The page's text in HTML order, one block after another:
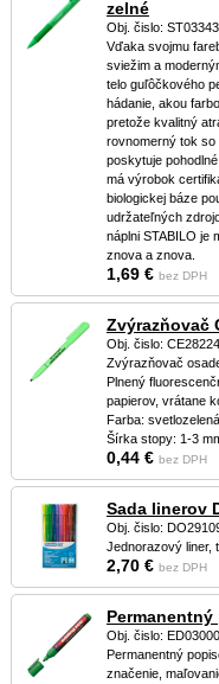
zelné
Obj. čislo:
Vďaka svojmu
sviežim a
telo guľôčkového
hádanie, akou
pretože kvalitný
rovnomerný tok
poskytuje
má výrobok
biologickej báze
udržateľných
náplni STABILO je
znova a znova.
1,69 € bez DPH
Zvýrazňovač
Obj. čislo:
Zvýrazňovač
Plnený
papierov, vrátane
Farba: svetlozelená
Šírka stopy: 1-3
0,44 € bez DPH
Sada linerov
Obj. čislo:
Jednorazový liner,
2,70 € bez DPH
Obj. čislo:
Permanentný
značenie,